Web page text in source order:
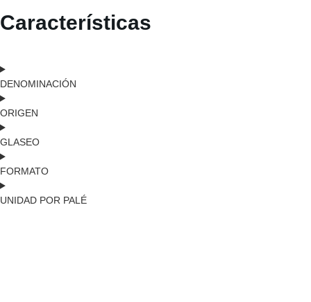
Características
DENOMINACIÓN
ORIGEN
GLASEO
FORMATO
UNIDAD POR PALÉ